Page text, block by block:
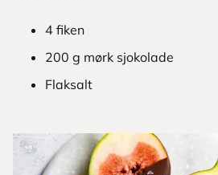
4 fiken
200 g mørk sjokolade
Flaksalt